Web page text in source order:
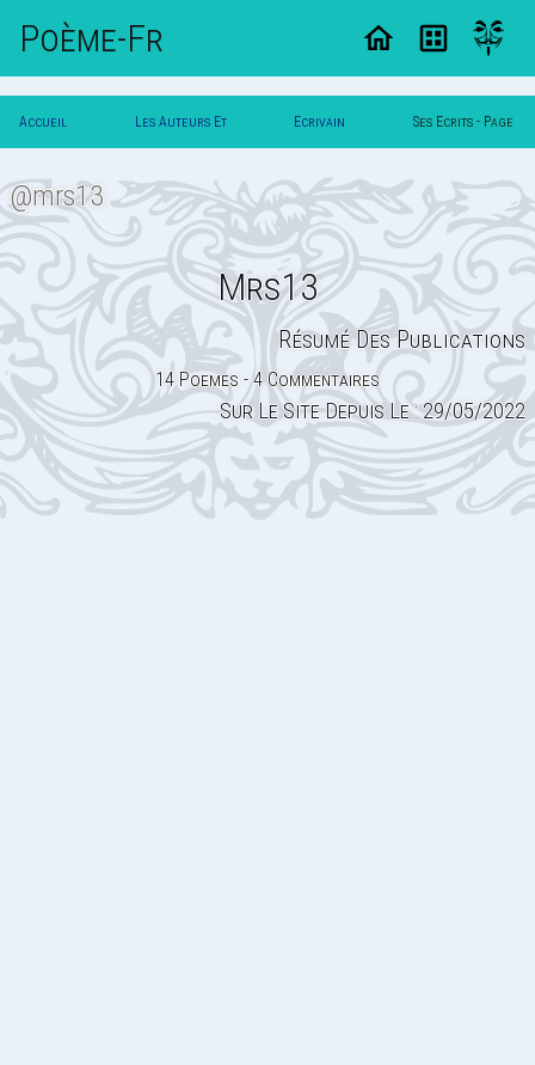
Poème-Fr
Accueil Les Auteurs Et Ecrivain Ses Ecrits - Page
Mrs13
@mrs13
Résumé Des Publications
14 Poemes - 4 Commentaires
Sur Le Site Depuis Le : 29/05/2022